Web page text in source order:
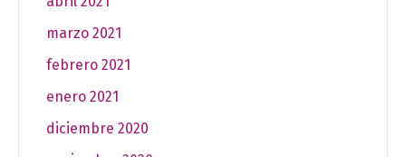
marzo 2021
febrero 2021
enero 2021
diciembre 2020